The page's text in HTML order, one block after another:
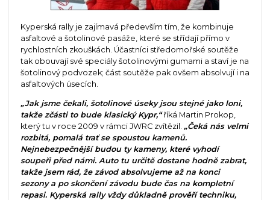
Kyperská rally je zajímavá především tím, že kombinuje
asfaltové a šotolinové pasáže, které se střídají přímo v
rychlostních zkouškách. Účastníci středomořské soutěže
tak obouvají své speciály šotolinovými gumami a staví je na
šotolinový podvozek; část soutěže pak ovšem absolvují i na
asfaltových úsecích.
„Jak jsme čekali, šotolinové úseky jsou stejné jako loni,
takže zčásti to bude klasický Kypr,“říká Martin Prokop,
který tu v roce 2009 v rámci JWRC zvítězil. „Čeká nás velmi
rozbitá, pomalá trať se spoustou kamenů.
Nejnebezpečnější budou ty kameny, které vyhodí
soupeři před námi. Auto tu určitě dostane hodně zabrat,
takže jsem rád, že závod absolvujeme až na konci
sezony a po skončení závodu bude čas na kompletní
repasi. Kyperská rally vždy důkladně prověří techniku,